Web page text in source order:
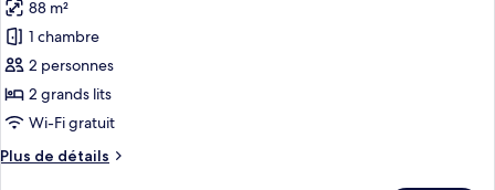
Queen
Ocean
Tower
Suite
Double
Queen
les
photos
pour
ce
type
chambre :
88 m²
1 chambre
2 personnes
2 grands lits
Wi-Fi gratuit
Plus de détails
Plus